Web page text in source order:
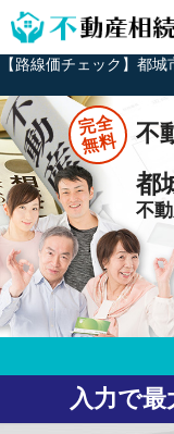
【路線価チェック】都
完全
無料 不
都
不
入力で最